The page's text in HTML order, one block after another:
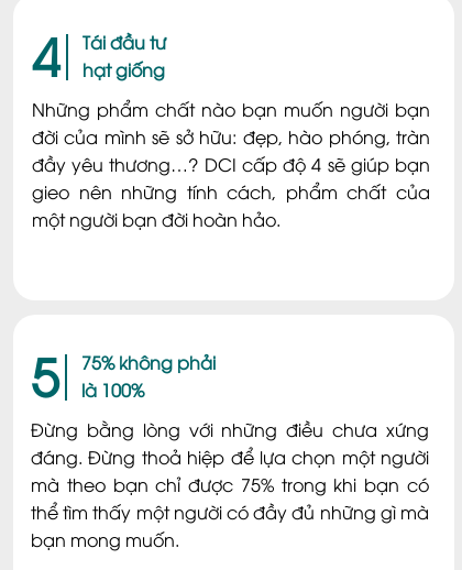
Tái đầu tư
hạt giống
Những phẩm chất nào bạn muốn người bạn
đời của mình sẽ sở hữu: đẹp, hào phóng, tràn
đầy yêu thương…? DCI cấp độ 4 sẽ giúp bạn
gieo nên những tính cách, phẩm chất của
một người bạn đời hoàn hảo.
4
75% không phải
là 100%
Đừng bằng lòng với những điều chưa xứng
đáng. Đừng thoả hiệp để lựa chọn một người
mà theo bạn chỉ được 75% trong khi bạn có
thể tìm thấy một người có đầy đủ những gì mà
bạn mong muốn.
5